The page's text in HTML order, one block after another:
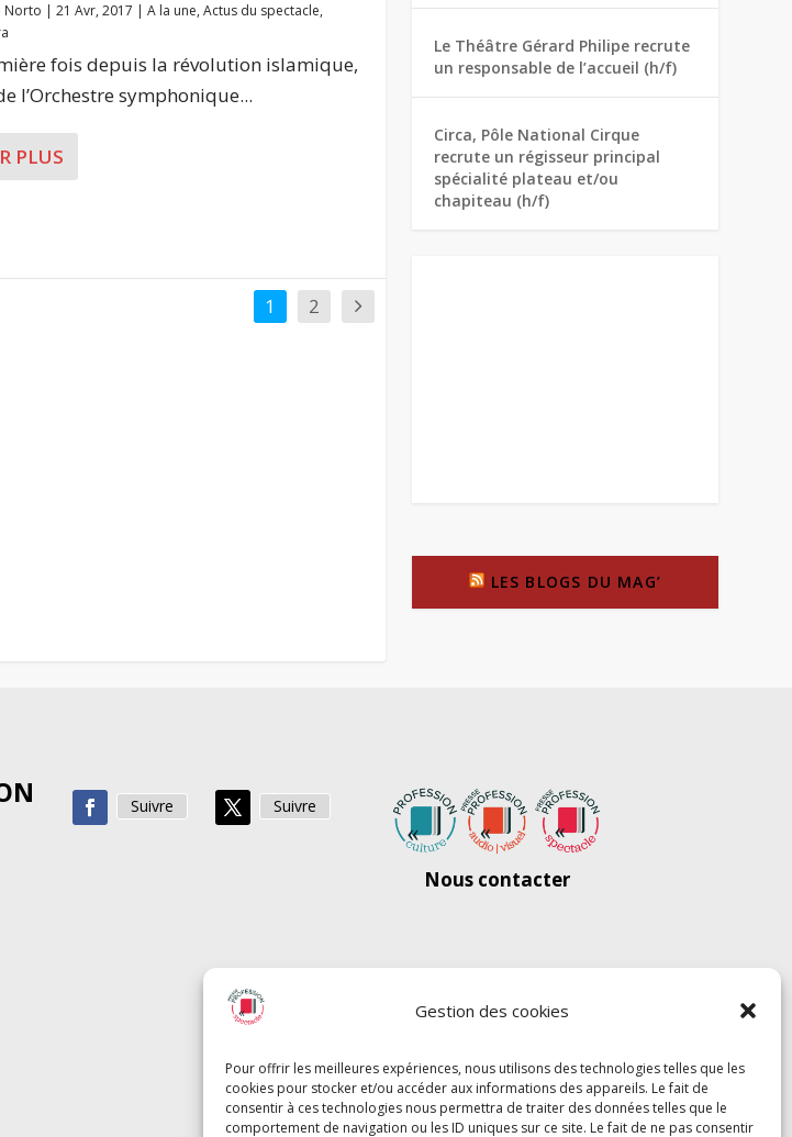
Gestion des cookies
Pour offrir les meilleures expériences, nous utilisons des technologies telles que les
cookies pour stocker et/ou accéder aux informations des appareils. Le fait de
consentir à ces technologies nous permettra de traiter des données telles que le
comportement de navigation ou les ID uniques sur ce site. Le fait de ne pas consentir
Norto | 21 Avr, 2017 | A la une, Actus du spectacle,
fois depuis la révolution islamique,
l’Orchestre symphonique...
PLUS
1 2
Le Théâtre Gérard Philipe recrute
un responsable de l’accueil (h/f)
Circa, Pôle National Cirque
recrute un régisseur principal
spécialité plateau et/ou
chapiteau (h/f)
LES BLOGS DU MAG’
Suivre Suivre
Nous contacter